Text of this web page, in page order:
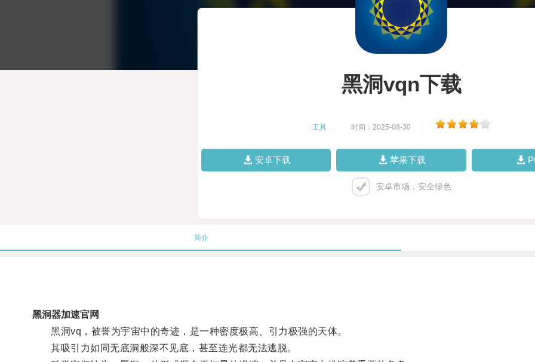
黑洞vqn下载
工具 时间：2025-08-30
安卓下载 苹果下载
安卓市场，安全绿色
简介
黑洞器加速官网
黑洞vq，被誉为宇宙中的奇迹，是一种密度极高、引力极强的天体。
其吸引力如同无底洞般深不见底，甚至连光都无法逃脱。